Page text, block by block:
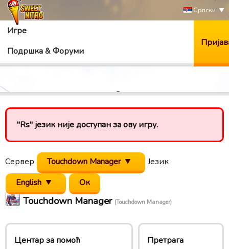
Српски
Игре
Подршка & Форуми
"Rs" језик није доступан за ову игру.
Сервер Touchdown Manager
Језик
English
Touchdown Manager (Touchdown Manager)
Центар за помоћ Претрага